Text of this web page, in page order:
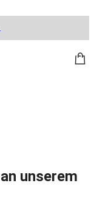
unserem